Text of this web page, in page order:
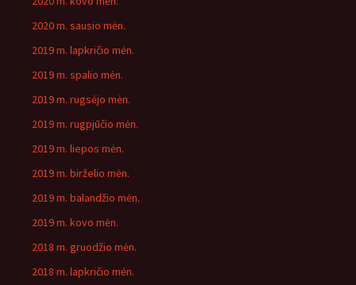
2020 m. sausio mėn.
2019 m. lapkričio mėn.
2019 m. spalio mėn.
2019 m. rugsėjo mėn.
2019 m. rugpjūčio mėn.
2019 m. liepos mėn.
2019 m. birželio mėn.
2019 m. balandžio mėn.
2019 m. kovo mėn.
2018 m. gruodžio mėn.
2018 m. lapkričio mėn.